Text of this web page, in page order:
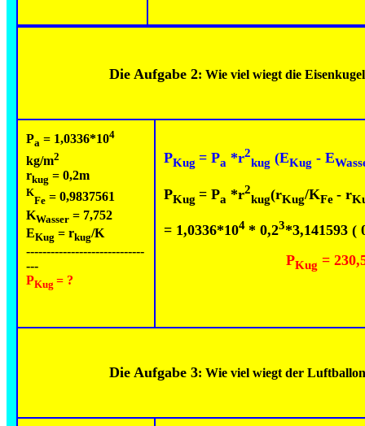
Die Aufgabe 2: Wie viel wiegt die
Pa = 1,0336*104
kg/m2
rkug = 0,2m
K
Fe = 0,9837561
KWasser = 7,752
EKug = rkug/K
-----------------------------
---
PKug = ?
PKug = Pa *r2
kug (EKug - E
PKug = Pa *r2
kug(rKug/KFe - r
= 1,0336*104 * 0,23*3,141593 (
PKug =
Die Aufgabe 3: Wie viel wiegt der